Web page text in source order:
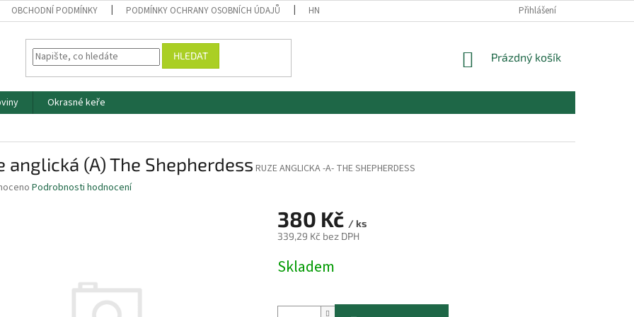
OBCHODNÍ PODMÍNKY PODMÍNKY OCHRANY OSOBNÍCH ÚDAJŮ HNOJIVO - ZÁKLADNÍ INFORMACE Přihlášení
HLEDAT
NÁKUPNÍ
Prázdný košík
Okrasné keře
anglická (A) The Shepherdess RUZE ANGLICKA -A- THE SHEPHERDESS
Podrobnosti hodnocení
380 Kč / ks
339,29 Kč bez DPH
cena:
Skladem